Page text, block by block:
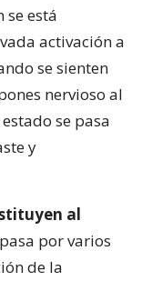
está
activación a
se sienten
nervioso al
se pasa
y
al
por varios
de la